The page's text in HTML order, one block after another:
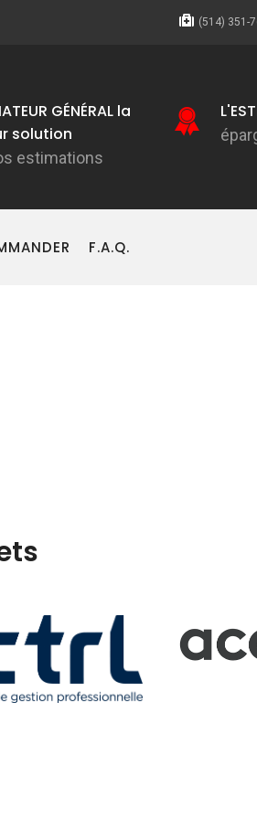
(514) 351-
GÉNÉRAL la
solution
estimations
F.A.Q.